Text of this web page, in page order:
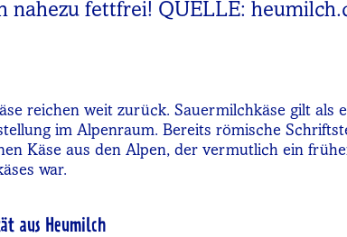
nahezu fettfrei! QUELLE:
reichen weit zurück. Sauermilchkäse gilt als
im Alpenraum. Bereits römische
Käse aus den Alpen, der vermutlich ein
war.
aus Heumilch